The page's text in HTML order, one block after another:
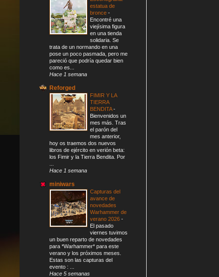
estatua de
bronce -
Encontré una
viejísima figura
en una tienda
solidaria. Se
trata de un normando en una
pose un poco pasmada, pero me
pareció que podría quedar bien
como es...
Hace 1 semana
Reforged
FIMIR Y LA
TIERRA
BENDITA-
Bienvenidos un
mes más. Tras
el parón del
mes anterior,
hoy os traemos dos nuevos
libros de ejército en verión beta:
los Fimir y la Tierra Bendita. Por
Hace 1 semana
miniwars
Capturas del
avance de
novedades
Warhammer de
verano 2026 -
El pasado
viernes tuvimos
un buen reparto de novedades
para *Warhammer* para este
verano y los próximos meses.
Estas son las capturas del
evento : ...
Hace 5 semanas